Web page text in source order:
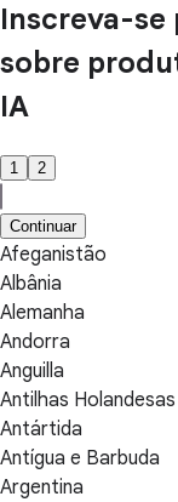
Inscreva-se
sobre
IA
1 2
Continuar
Afeganistão
Albânia
Alemanha
Andorra
Anguilla
Antilhas Holandesas
Antártida
Antígua e Barbuda
Argentina